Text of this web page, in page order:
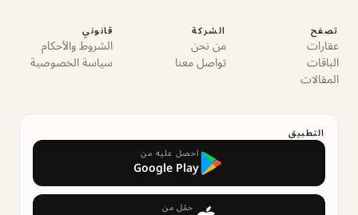
تصفح
عقارات
الباقات
المقالات
الشركة
من نحن
تواصل معنا
قانوني
الشروط والأحكام
سياسة الخصوصية
التطبيق
احصل عليه من
Google Play
حمّل من